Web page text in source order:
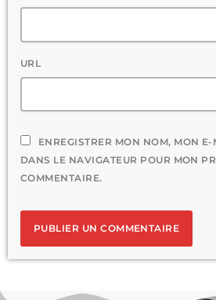
URL
ENREGISTRER MON NOM, MON
DANS LE NAVIGATEUR POUR MON
COMMENTAIRE.